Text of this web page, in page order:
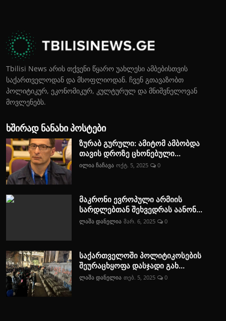
Tbilisi News არის თქვენი წყარო უახლესი ამბებისთვის
საქართველოდან და მსოფლიოდან. ჩვენ გთავაზობთ
პოლიტიკურ, ეკონომიკურ, კულტურულ და მნიშვნელოვან
მოვლენებს.
ხშირად ნანახი პოსტები
ზურაბ გურული: ამიტომ ამბობდა
თავის დროზე ცხონებული...
ილია ჩაჩავა ოქტ. 5, 2025 0
მაკრონი ევროპული არმიის
სარდლებთან შეხვედრას აანონ...
ლაშა დანელია მარ. 6, 2025 0
საქართველოში პოლიტიკოსების
შეურაცხყოფა დასჯადი გახ...
ლაშა დანელია თებ. 5, 2025 0